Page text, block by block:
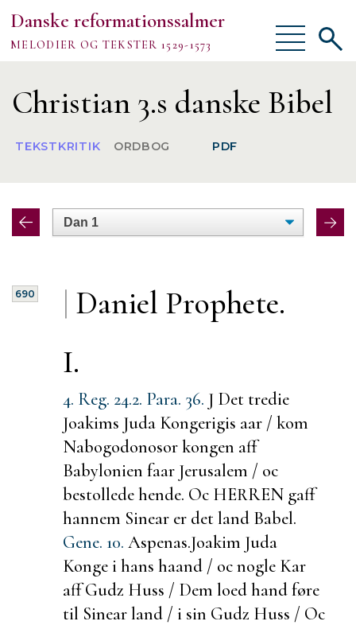
Danske reformationssalmer
MELODIER OG TEKSTER 1529-1573
Vis/skjul
menu
Om
TEKSTER
MELODIER
Vis/
Christian 3.s danske Bibel
TEKSTKRITIK ORDBOG PDF
|
690
Daniel Prophete.
I.
4. Reg. 24.2. Para. 36. J Det tredie
Joakims Juda Kongerigis aar / kom
Nabogodonosor kongen aff
Babylonien faar Jerusalem / oc
bestollede hende. Oc HERREN gaff
hannem Sinear er det land Babel.
Gene. 10. Aspenas.Joakim Juda
Konge i hans haand / oc nogle Kar
aff Gudz Huss / Dem loed hand føre
til Sinear land / i sin Gudz Huss / Oc